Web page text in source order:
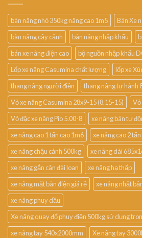
bàn nâng nhỏ 350kg nâng cao 1m5
Bán Xe
bàn nâng cây cảnh
bàn nâng nhập khẩu
bán xe nâng điện cao
bộ nguồn nhập khẩu
Lốp xe nâng Casumina chất lượng
lốp xe
thang nâng người điện
thang nâng tự hành
Vỏ xe nâng Casumina 28x9-15 (8.15-15)
Vỏ
Vỏ đặc xe nâng Pio 5.00-8
xe nâng bán tự
xe nâng cao 1 tấn cao 1m6
xe nâng cao 2
xe nâng chậu cảnh 500kg
xe nâng dài
xe nâng gắn cân đài loan
xe nâng hạ thấp
xe nâng mặt bàn điện giá rẻ
xe nâng nhật
xe nâng phuy dầu
Xe nâng quay đổ phuy điện 500kg sử dụng
xe nâng tay 540x2000mm
Xe nâng tay